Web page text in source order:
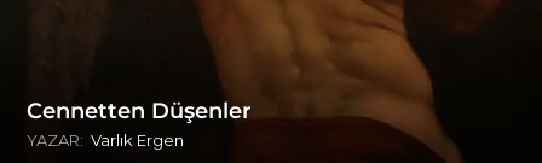
Cennetten Düşenler
YAZAR: Varlık Ergen